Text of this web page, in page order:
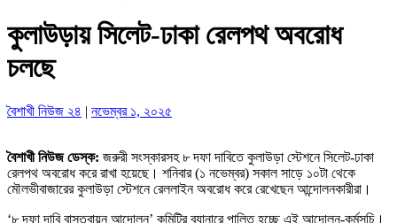
কুলাউড়ায় সিলেট-ঢাকা রেলপথ অবরোধ
চলছে
বৈশাখী নিউজ ২৪ | নভেম্বর ১, ২০২৫
বৈশাখী নিউজ ডেস্ক: জরুরী সংস্কারসহ ৮ দফা দাবিতে কুলাউড়া স্টেশনে সিলেট-ঢাকা
রেলপথ অবরোধ করে রাখা হয়েছে। শনিবার (১ নভেম্বর) সকাল সাড়ে ১০টা থেকে
মৌলভীবাজারের কুলাউড়া স্টেশনে রেললাইন অবরোধ করে রেখেছেন আন্দোলনকারীরা।
‘৮ দফা দাবি বাস্তবায়ন আন্দোলন’ কমিটির ব্যানারে পালিত হচ্ছে এই আন্দোলন-কর্মসূচি।